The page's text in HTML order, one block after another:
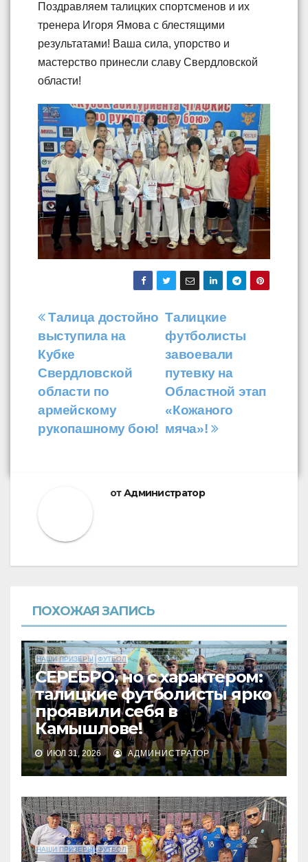
Поздравляем талицких спортсменов и их
тренера Игоря Ямова с блестящими
результатами! Ваша сила, упорство и
мастерство принесли славу Свердловской
области!
Навигация
по
записям
Талицкие
футболисты
завоевали
путевку на
Областной этап
«Кожаного
мяча»!
Талица достойно
выступила на
Кубке
Свердловской
области по
армейскому
рукопашному бою!
отАдминистратор
ПОХОЖАЯ ЗАПИСЬ
НАШИ ПРИЗЕРЫ ФУТБОЛ
СЕРЕБРО, но с характером:
талицкие футболисты ярко
проявили себя в
Камышлове!
ИЮЛ 31, 2026 АДМИНИСТРАТОР
НАШИ ПРИЗЕРЫ ФУТБОЛ